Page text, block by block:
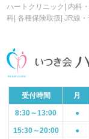
ハートクリニック| 内科
科| 各種保険取扱| JR線
受付時間 月
8:30～13:00 ●
15:30～20:00 ●